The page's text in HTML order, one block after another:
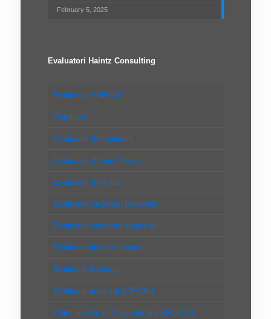
February 5, 2025
Evaluatori Haintz Consulting
Evaluatori ANEVAR
Parteneri
Evaluatori Intreprinderi
Evaluatori Bunuri Mobile
Evaluatori Imobiliari
Evaluatori imobiliari Bucureşti
Evaluatori imobiliari autorizaţi
Evaluator imobiliar expert
Evaluator Bucureşti
Evaluator autorizat ANEVAR
Când apelăm la “Evaluatorul EXPERT în